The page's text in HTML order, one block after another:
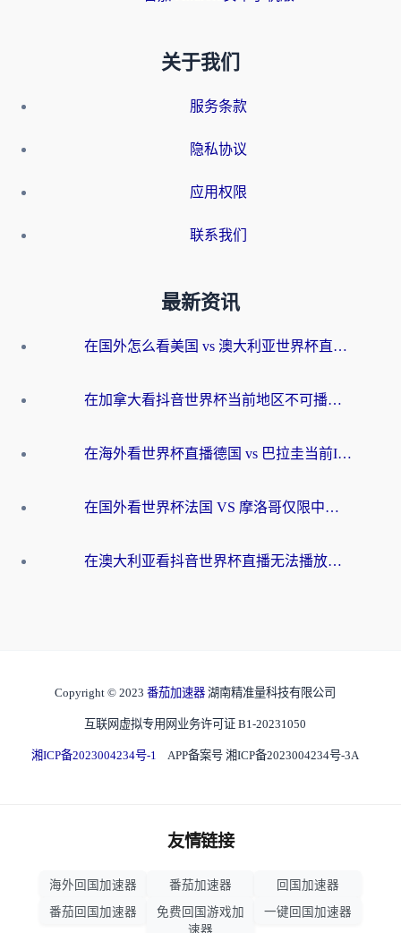
关于我们
服务条款
隐私协议
应用权限
联系我们
最新资讯
在国外怎么看美国 vs 澳大利亚世界杯直播？海外党必藏的中文解说观赛指南
在加拿大看抖音世界杯当前地区不可播放？海外党体育观赛终极指南
在海外看世界杯直播德国 vs 巴拉圭当前IP受限制？这篇指南帮你轻松解决地区限制
在国外看世界杯法国 VS 摩洛哥仅限中国大陆？别让地域限制拦下你的欢呼
在澳大利亚看抖音世界杯直播无法播放？海外党体育观赛终极指南来了！
Copyright © 2023 番茄加速器 湖南精准量科技有限公司
互联网虚拟专用网业务许可证 B1-20231050
湘ICP备2023004234号-1 APP备案号 湘ICP备2023004234号-3A
友情链接
海外回国加速器 番茄加速器
回国加速器
番茄回国加速器
免费回国游戏加
速器
一键回国加速器